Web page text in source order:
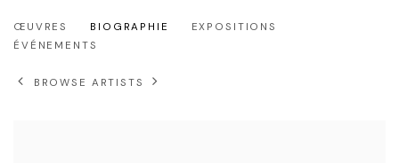
PRO176
ŒUVRES BIOGRAPHIE
EXPOSITIONS
ÉVÉNEMENTS
BROWSE ARTISTS